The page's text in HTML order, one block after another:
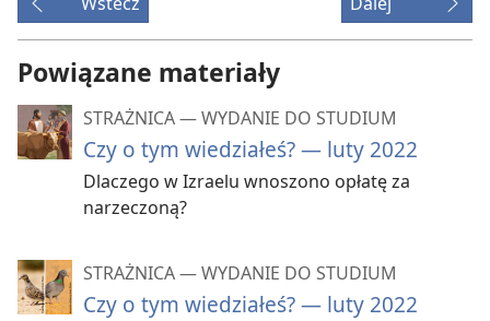
Powiązane materiały
STRAŻNICA — WYDANIE DO STUDIUM
Czy o tym wiedziałeś? — luty 2022
Dlaczego w Izraelu wnoszono opłatę za
narzeczoną?
STRAŻNICA — WYDANIE DO STUDIUM
Czy o tym wiedziałeś? — luty 2022